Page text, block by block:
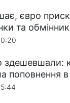
євро
та
здешевшали:
поповнення